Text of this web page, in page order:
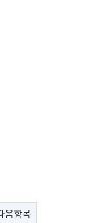
음항목